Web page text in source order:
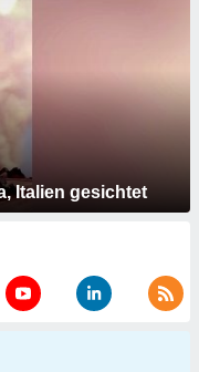
Italien gesichtet